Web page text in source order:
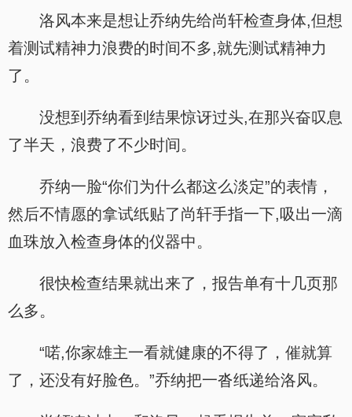
洛风本来是想让乔纳先给尚轩检查身体,但想
着测试精神力浪费的时间不多,就先测试精神力
了。
没想到乔纳看到结果惊讶过头,在那兴奋叹息
了半天，浪费了不少时间。
乔纳一脸“你们为什么都这么淡定”的表情，
然后不情愿的拿试纸贴了尚轩手指一下,吸出一滴
血珠放入检查身体的仪器中。
很快检查结果就出来了，报告单有十几页那
么多。
“喏,你家雄主一看就健康的不得了，催就算
了，还没有好脸色。”乔纳把一沓纸递给洛风。